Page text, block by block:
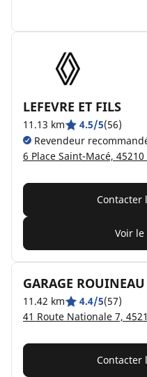
LEFEVRE ET FILS
11.13 km 4.5/5(56)
Revendeur
6 Place Saint-Macé, 45210
Contacter
Voir
GARAGE ROUINEAU
11.42 km 4.4/5(57)
41 Route Nationale 7,
Contacter